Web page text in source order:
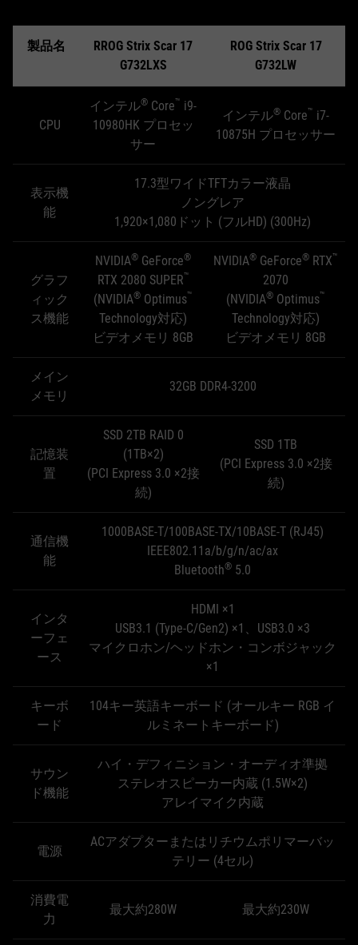
製品名
RROG Strix Scar 17
G732LXS
ROG Strix Scar 17
G732LW
CPU
インテル® Core™ i9-
10980HK プロセッ
サー
インテル® Core™ i7-
10875H プロセッサー
表示機
能
17.3型ワイドTFTカラー液晶
ノングレア
1,920×1,080ドット (フルHD) (300Hz)
グラフ
ィック
ス機能
NVIDIA® GeForce®
RTX 2080 SUPER™
(NVIDIA® Optimus™
Technology対応)
ビデオメモリ 8GB
NVIDIA® GeForce® RTX™
2070
(NVIDIA® Optimus™
Technology対応)
ビデオメモリ 8GB
メイン
メモリ
32GB DDR4-3200
記憶装
置
SSD 2TB RAID 0
(1TB×2)
(PCI Express 3.0 ×2接
続)
SSD 1TB
(PCI Express 3.0 ×2接
続)
通信機
能
1000BASE-T/100BASE-TX/10BASE-T (RJ45)
IEEE802.11a/b/g/n/ac/ax
Bluetooth® 5.0
インタ
ーフェ
ース
HDMI ×1
USB3.1 (Type-C/Gen2) ×1、USB3.0 ×3
マイクロホン/ヘッドホン・コンボジャック
×1
キーボ
ード
104キー英語キーボード (オールキー RGB イ
ルミネートキーボード)
サウン
ド機能
ハイ・デフィニション・オーディオ準拠
ステレオスピーカー内蔵 (1.5W×2)
アレイマイク内蔵
電源
ACアダプターまたはリチウムポリマーバッ
テリー (4セル)
消費電
力
最大約280W 最大約230W